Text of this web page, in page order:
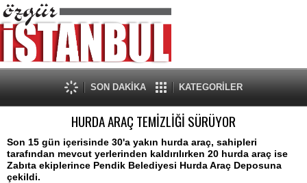
SON DAKİKA KATEGORİLER
HURDA ARAÇ TEMİZLİĞİ SÜRÜYOR
Son 15 gün içerisinde 30'a yakın hurda araç, sahipleri
tarafından mevcut yerlerinden kaldırılırken 20 hurda araç ise
Zabıta ekiplerince Pendik Belediyesi Hurda Araç Deposuna
çekildi.